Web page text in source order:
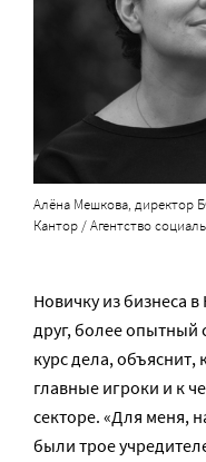
Алёна Мешкова, директор
Кантор / Агентство
Новичку из бизнеса
друг, более опытный
курс дела, объяснит,
главные игроки и к
секторе. «Для меня,
были трое